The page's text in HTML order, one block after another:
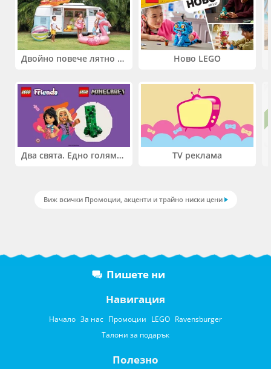
Двойно повече лятно забавление! Купи 2 продукта INTEX и вземи -33%
Два свята. Едно голямо приключение. Купи 2 продукта LEGO® Friends и/или LEGO® Minecraft и вземи -27%
Ново LEGO
TV реклама
Виж всички Промоции, акценти и трайно ниски цени
Пишете ни
Навигация
Начало За нас Промоции LEGO Ravensburger
Талони за подарък
Полезно